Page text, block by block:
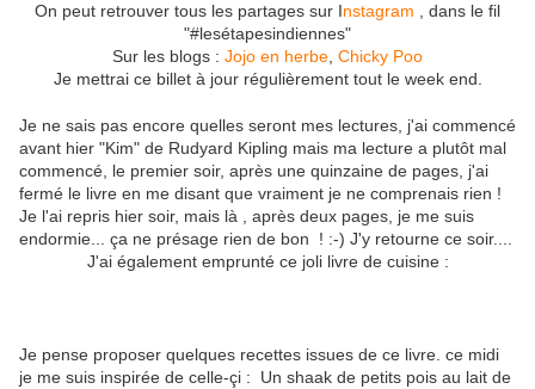
On peut retrouver tous les partages sur Instagram , dans le fil
"#lesétapesindiennes"
Sur les blogs : Jojo en herbe Chicky Poo
Je mettrai ce billet à jour régulièrement tout le week end.
Je ne sais pas encore quelles seront mes lectures, j'ai commencé
avant hier "Kim" de Rudyard Kipling mais ma lecture a plutôt mal
commencé, le premier soir, après une quinzaine de pages, j'ai
fermé le livre en me disant que vraiment je ne comprenais rien !
Je l'ai repris hier soir, mais là , après deux pages, je me suis
endormie... ça ne présage rien de bon ! :-) J'y retourne ce soir....
J'ai également emprunté ce joli livre de cuisine :
Je pense proposer quelques recettes issues de ce livre. ce midi
je me suis inspirée de celle-çi : Un shaak de petits pois au lait de